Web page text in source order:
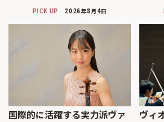
PICK UP 2026年8月4日
国際的に活躍する実力派ヴァ
ヴィ